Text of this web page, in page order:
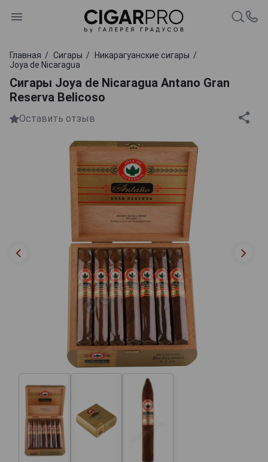
Главная Сигары
Никарагуанские сигары
Joya de Nicaragua
Сигары Joya de Nicaragua Antano Gran
Reserva Belicoso
Оставить отзыв